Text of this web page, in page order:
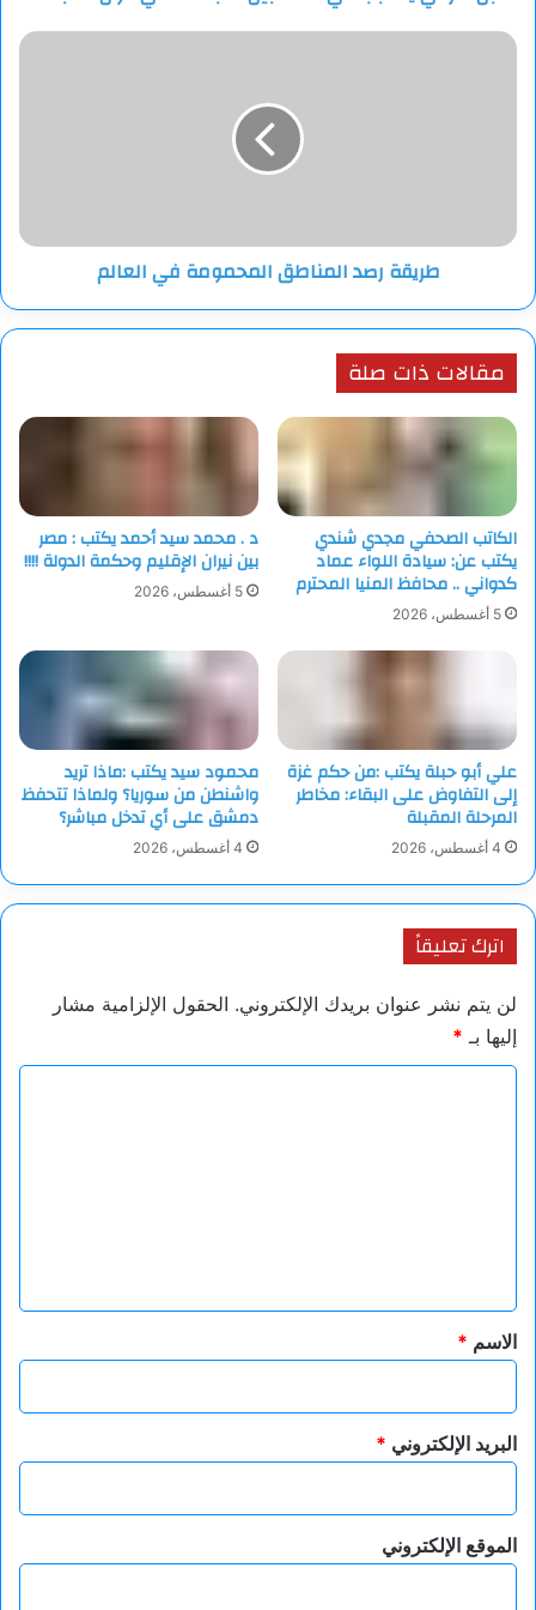
طريقة
طريقة رصد المناطق المحمومة في العالم
مقالات ذات صلة
الكاتب الصحفي مجدي شندي
يكتب عن: سيادة اللواء عماد
كدواني .. محافظ المنيا المحترم
5 أغسطس، 2026
د . محمد سيد أحمد يكتب : مصر
بين نيران الإقليم وحكمة الدولة !!!!
5 أغسطس، 2026
علي أبو حبلة يكتب :من حكم غزة
إلى التفاوض على البقاء: مخاطر
المرحلة المقبلة
4 أغسطس، 2026
محمود سيد يكتب :ماذا تريد
واشنطن من سوريا؟ ولماذا تتحفظ
دمشق على أي تدخل مباشر؟
4 أغسطس، 2026
اترك تعليقاً
لن يتم نشر عنوان بريدك الإلكتروني. الحقول الإلزامية مشار
إليها بـ *
*
الاسم *
البريد الإلكتروني *
الموقع الإلكتروني